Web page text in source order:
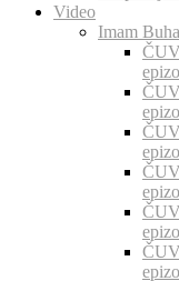
Video
Imam